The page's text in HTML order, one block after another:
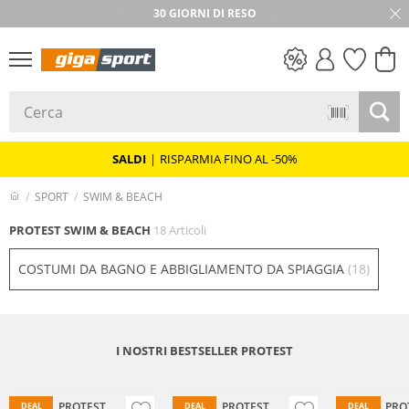
30 GIORNI DI RESO
SALDI | RISPARMIA FINO AL -50%
SPORT SWIM & BEACH
PROTEST SWIM & BEACH 18 Articoli
COSTUMI DA BAGNO E ABBIGLIAMENTO DA SPIAGGIA (18)
I NOSTRI BESTSELLER PROTEST
DEAL DEAL DEAL